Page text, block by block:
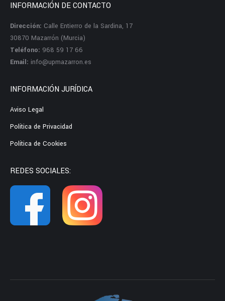
INFORMACIÓN DE CONTACTO
Dirección: Calle Entierro de la Sardina, 17
30870 Mazarrón (Murcia)
Teléfono: 968 59 17 66
Email: info@upmazarron.es
INFORMACIÓN JURÍDICA
Aviso Legal
Política de Privacidad
Política de Cookies
REDES SOCIALES: